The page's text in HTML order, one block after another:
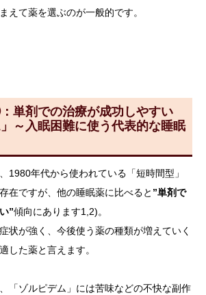
えて薬を選ぶのが一般的です。
単剤での治療が成功しやすい
」～入眠困難に使う代表的な睡眠
1980年代から使われている「短時間型」
在ですが、他の睡眠薬に比べると ”単剤で
”傾向にあります1,2)。
状が強く、今後使う薬の種類が増えていく
した薬と言えます。
「ゾルピデム」には苦味などの不快な副作